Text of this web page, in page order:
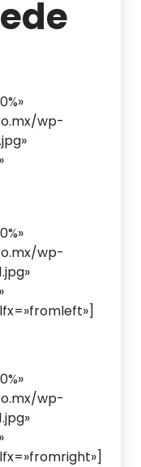
wp-
wp-
wp-